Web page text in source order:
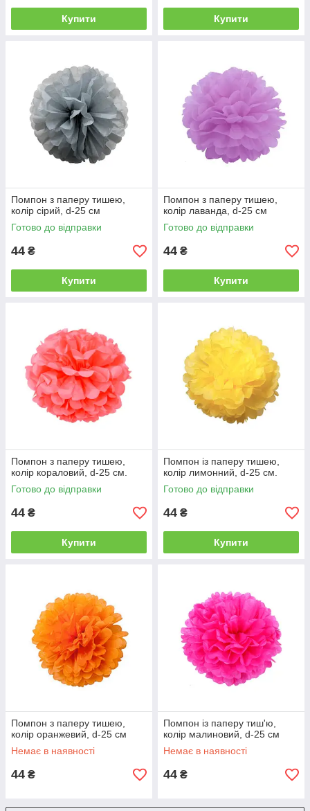
Купити Купити
Помпон з паперу тишею,
колір сірий, d-25 см
Готово до відправки
44 ₴
Купити
Помпон з паперу тишею,
колір лаванда, d-25 см
Готово до відправки
44 ₴
Купити
Помпон з паперу тишею,
колір кораловий, d-25 см.
Готово до відправки
44 ₴
Купити
Помпон із паперу тишею,
колір лимонний, d-25 см.
Готово до відправки
44 ₴
Купити
Помпон з паперу тишею,
колір оранжевий, d-25 см
Немає в наявності
44 ₴
Помпон із паперу тиш'ю,
колір малиновий, d-25 см
Немає в наявності
44 ₴